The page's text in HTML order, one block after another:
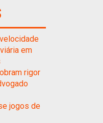
em
rigor
jogos de